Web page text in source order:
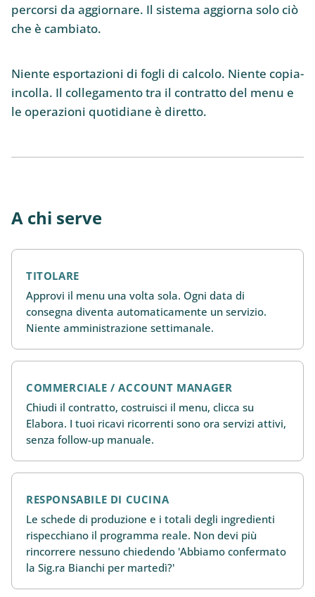
percorsi da aggiornare. Il sistema aggiorna solo ciò
che è cambiato.
Niente esportazioni di fogli di calcolo. Niente copia-
incolla. Il collegamento tra il contratto del menu e
le operazioni quotidiane è diretto.
A chi serve
TITOLARE
Approvi il menu una volta sola. Ogni data di
consegna diventa automaticamente un servizio.
Niente amministrazione settimanale.
COMMERCIALE / ACCOUNT MANAGER
Chiudi il contratto, costruisci il menu, clicca su
Elabora. I tuoi ricavi ricorrenti sono ora servizi attivi,
senza follow-up manuale.
RESPONSABILE DI CUCINA
Le schede di produzione e i totali degli ingredienti
rispecchiano il programma reale. Non devi più
rincorrere nessuno chiedendo 'Abbiamo confermato
la Sig.ra Bianchi per martedì?'